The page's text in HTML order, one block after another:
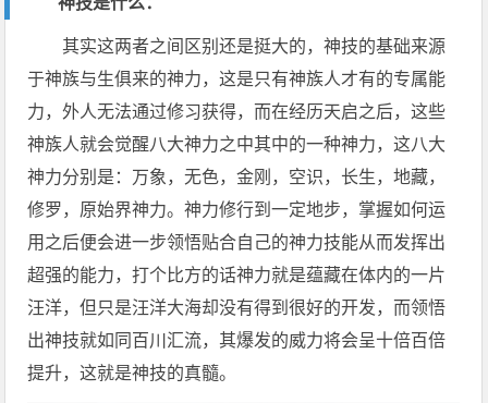
其实这两者之间区别还是挺大的，神技的基础来源
于神族与生俱来的神力，这是只有神族人才有的专属能
力，外人无法通过修习获得，而在经历天启之后，这些
神族人就会觉醒八大神力之中其中的一种神力，这八大
神力分别是：万象，无色，金刚，空识，长生，地藏，
修罗，原始界神力。神力修行到一定地步，掌握如何运
用之后便会进一步领悟贴合自己的神力技能从而发挥出
超强的能力，打个比方的话神力就是蕴藏在体内的一片
汪洋，但只是汪洋大海却没有得到很好的开发，而领悟
出神技就如同百川汇流，其爆发的威力将会呈十倍百倍
提升，这就是神技的真髓。